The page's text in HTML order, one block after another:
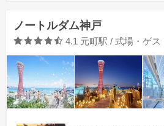
ノートルダム神戸
口コミ評価
4.1 元町駅 / 式場・ゲス